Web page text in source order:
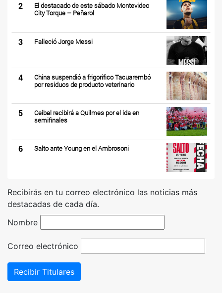
2
El destacado de este sábado Montevideo
City Torque – Peñarol
3 Falleció Jorge Messi
4
China suspendió a frigorifico Tacuarembó
por residuos de producto veterinario
5
Ceibal recibirá a Quilmes por el ida en
semifinales
6 Salto ante Young en el Ambrosoni
Recibirás en tu correo electrónico las noticias más
destacadas de cada día.
Nombre
Correo electrónico
Recibir Titulares